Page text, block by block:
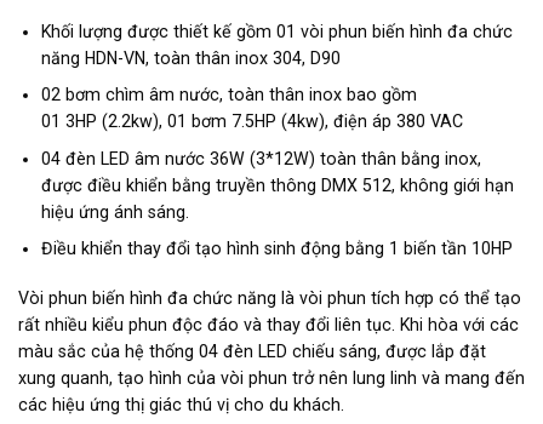
Khối lượng được thiết kế gồm 01 vòi phun biến hình đa chức
năng HDN-VN, toàn thân inox 304, D90
02 bơm chìm âm nước, toàn thân inox bao gồm
01 3HP (2.2kw), 01 bơm 7.5HP (4kw), điện áp 380 VAC
04 đèn LED âm nước 36W (3*12W) toàn thân bằng inox,
được điều khiển bằng truyền thông DMX 512, không giới hạn
hiệu ứng ánh sáng.
Điều khiển thay đổi tạo hình sinh động bằng 1 biến tần 10HP
Vòi phun biến hình đa chức năng là vòi phun tích hợp có thể tạo
rất nhiều kiểu phun độc đáo và thay đổi liên tục. Khi hòa với các
màu sắc của hệ thống 04 đèn LED chiếu sáng, được lắp đặt
xung quanh, tạo hình của vòi phun trở nên lung linh và mang đến
các hiệu ứng thị giác thú vị cho du khách.